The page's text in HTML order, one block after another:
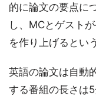
的に論文の要点に
し、MCとゲスト
を作り上げるとい
英語の論文は自動
する番組の長さは